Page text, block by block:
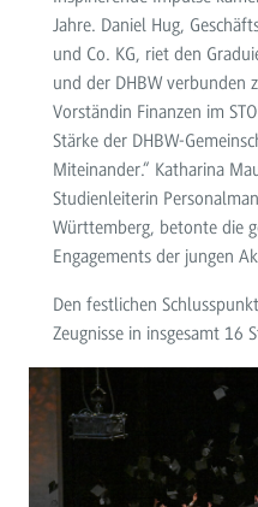
Jahre. Daniel Hug,
und Co. KG, riet den
und der DHBW verbunden
Vorständin Finanzen im
Stärke der DHBW-
Miteinander.“ Katharina
Studienleiterin
Württemberg, betonte die
Engagements der jungen
Den festlichen
Zeugnisse in insgesamt 16